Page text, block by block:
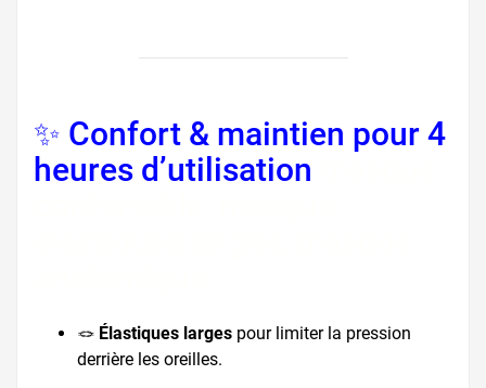
✨ Confort & maintien pour 4
heures d’utilisation
🪢 Élastiques larges pour limiter la pression
derrière les oreilles.